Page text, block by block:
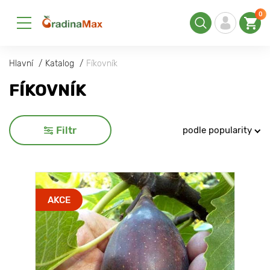
0
Hlavní Katalog Fíkovník
FÍKOVNÍK
Filtr podle popularity
AKCE